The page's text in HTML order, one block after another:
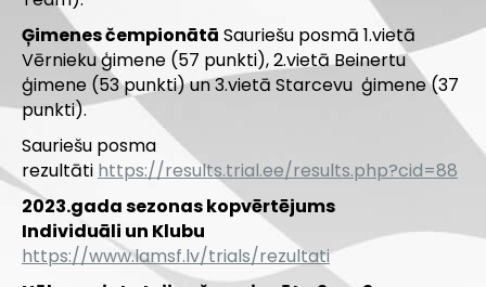
Ģimenes čempionātā Sauriešu posmā 1.vietā
Vērnieku ģimene (57 punkti), 2.vietā Beinertu
ģimene (53 punkti) un 3.vietā Starcevu ģimene (37
punkti).
Sauriešu posma
rezultāti https://results.trial.ee/results.php?cid=88
2023.gada sezonas kopvērtējums
Individuāli un Klubu
https://www.lamsf.lv/trials/rezultati